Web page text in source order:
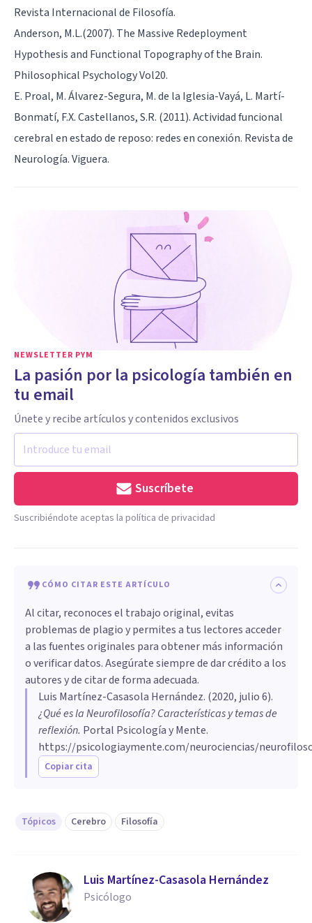
Revista Internacional de Filosofía.
Anderson, M.L.(2007). The Massive Redeployment
Hypothesis and Functional Topography of the Brain.
Philosophical Psychology Vol20.
E. Proal, M. Álvarez-Segura, M. de la Iglesia-Vayá, L. Martí-
Bonmatí, F.X. Castellanos, S.R. (2011). Actividad funcional
cerebral en estado de reposo: redes en conexión. Revista de
Neurología. Viguera.
NEWSLETTER PYM
La pasión por la psicología también en
tu email
Únete y recibe artículos y contenidos exclusivos
Suscríbete
Suscribiéndote aceptas la política de privacidad
CÓMO CITAR ESTE ARTÍCULO
Al citar, reconoces el trabajo original, evitas
problemas de plagio y permites a tus lectores acceder
a las fuentes originales para obtener más información
o verificar datos. Asegúrate siempre de dar crédito a los
autores y de citar de forma adecuada.
Luis Martínez-Casasola Hernández. (2020, julio 6).
¿Qué es la Neurofilosofía? Características y temas de
reflexión. Portal Psicología y Mente.
https://psicologiaymente.com/neurociencias/
Copiar cita
Tópicos Cerebro Filosofía
Luis Martínez-Casasola Hernández
Psicólogo